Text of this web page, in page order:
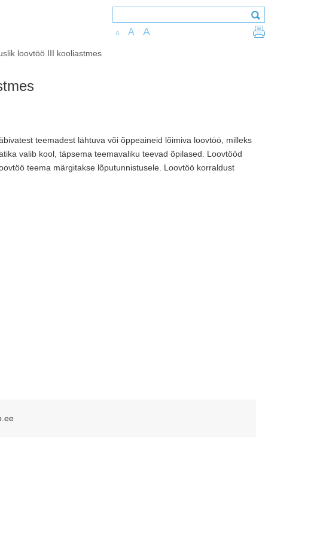
A A A
loovtöö III kooliastmes
teemadest lähtuva või õppeaineid lõimiva loovtöö, milleks
valib kool, täpsema teemavaliku teevad õpilased. Loovtööd
teema märgitakse lõputunnistusele. Loovtöö korraldust